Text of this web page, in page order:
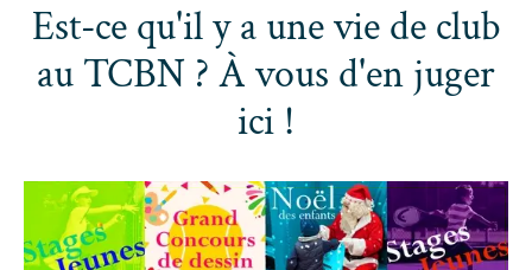
Est-ce qu'il y a une vie de club
au TCBN ? À vous d'en juger
ici !